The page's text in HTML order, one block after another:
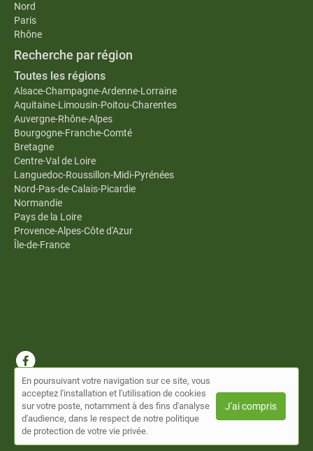
Nord
Paris
Rhône
Recherche par région
Toutes les régions
Alsace-Champagne-Ardenne-Lorraine
Aquitaine-Limousin-Poitou-Charentes
Auvergne-Rhône-Alpes
Bourgogne-Franche-Comté
Bretagne
Centre-Val de Loire
Languedoc-Roussillon-Midi-Pyrénées
Nord-Pas-de-Calais-Picardie
Normandie
Pays de la Loire
Provence-Alpes-Côte d'Azur
Île-de-France
© Annuaire Omnes 2026 |Plan du site| Mon compte
Conditions générales d'utilisation
Cet annuaire a été créé avec ❤ par MeltinPro, une solution
Simplébo
En poursuivant votre navigation sur ce site, vous
acceptez l'installation et l'utilisation de cookies
sur votre poste, notamment à des fins d'analyse
d'audience, dans le respect de notre politique
de protection de votre vie privée.
J'ai compris